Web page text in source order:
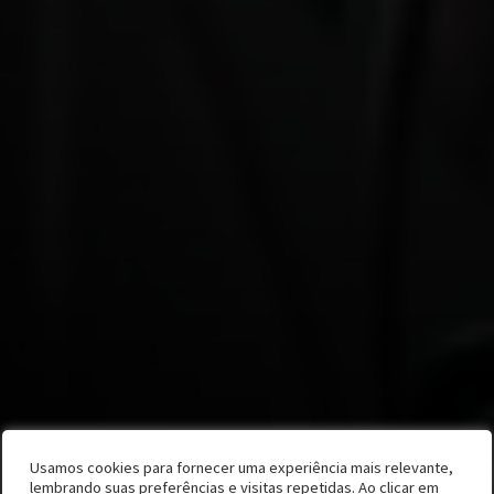
Por Isabelle Colina e Pedro Zanatta
Usamos cookies para fornecer uma experiência mais relevante,
lembrando suas preferências e visitas repetidas. Ao clicar em